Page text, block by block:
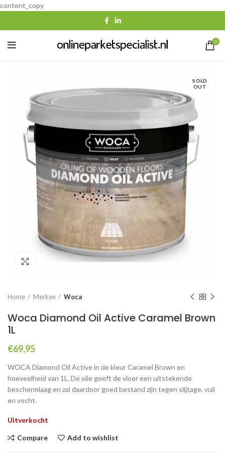
content_copy
0
SOLD
OUT
Click to enlarge
Home Merken Woca
Woca Diamond Oil Active Caramel Brown
1L
€69,95
WOCA Diamond Oil Active in de kleur Caramel Brown en
hoeveelheid van 1L. De olie geeft de vloer een uitstekende
beschermlaag en zal daardoor goed bestand zijn tegen slijtage, vuil
en vocht.
Uitverkocht
Compare Add to wishlist